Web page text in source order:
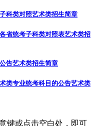
科类对照艺术类招生简章
省统考子科类对照表艺术类招
告艺术类招生简章
类专业统考科目的公告艺术类
键或点击空白处，即可